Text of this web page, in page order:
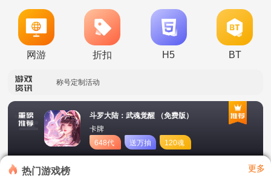
网游 折扣 H5 BT
永久累充活动
永久单日累充活动
称号定制活动
单日积分兑换福利
转游活动
斗罗大陆：武魂觉醒 （免费版）
卡牌
648代
币
送万抽
120魂
币
热门游戏榜 更多